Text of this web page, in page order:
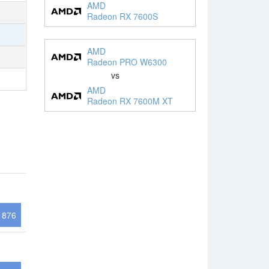
876
AMD
Radeon RX 7600S
AMD
Radeon PRO W6300
vs
AMD
Radeon RX 7600M XT